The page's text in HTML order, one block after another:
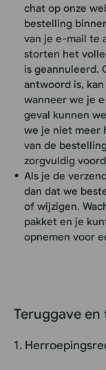
chat op onze
bestelling
van je e-mail te
storten het
is geannuleerd.
antwoord is,
wanneer we je
geval kunnen
we je niet meer
van de
zorgvuldig
Als je de
dan dat we
of wijzigen.
pakket en je
opnemen voor
Teruggave
1.